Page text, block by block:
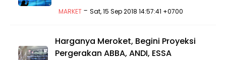
MARKET- Sat, 15 Sep 2018 14:57:41 +0700
Harganya Meroket, Begini Proyeksi
Pergerakan ABBA, ANDI, ESSA